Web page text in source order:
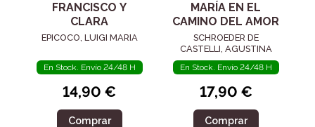
FRANCISCO Y
CLARA
EPICOCO, LUIGI MARIA
En Stock. Envío 24/48 H
14,90 €
Comprar
MARÍA EN EL
CAMINO DEL AMOR
SCHROEDER DE
CASTELLI, AGUSTINA
En Stock. Envío 24/48 H
17,90 €
Comprar